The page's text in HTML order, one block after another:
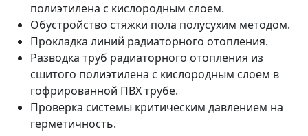
полиэтилена с кислородным слоем.
Обустройство стяжки пола полусухим методом.
Прокладка линий радиаторного отопления.
Разводка труб радиаторного отопления из
сшитого полиэтилена с кислородным слоем в
гофрированной ПВХ трубе.
Проверка системы критическим давлением на
герметичность.